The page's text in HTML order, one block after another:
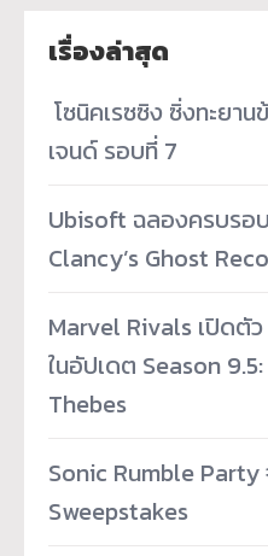
เรื่องล่าสุด
โซนิคเรซซิง ซิ่งทะยา
เจนด์ รอบที่ 7
Ubisoft ฉลองครบรอ
Clancy’s Ghost
Marvel Rivals เปิดตั
ในอัปเดต Season
Thebes
Sonic Rumble
Sweepstakes